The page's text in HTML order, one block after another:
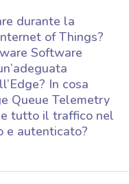
durante la
of Things?
Software
In cosa
Queue Telemetry
tutto il traffico nel
e autenticato?